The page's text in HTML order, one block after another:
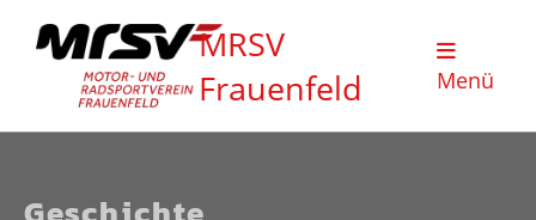
MRSV
Frauenfeld
Menü